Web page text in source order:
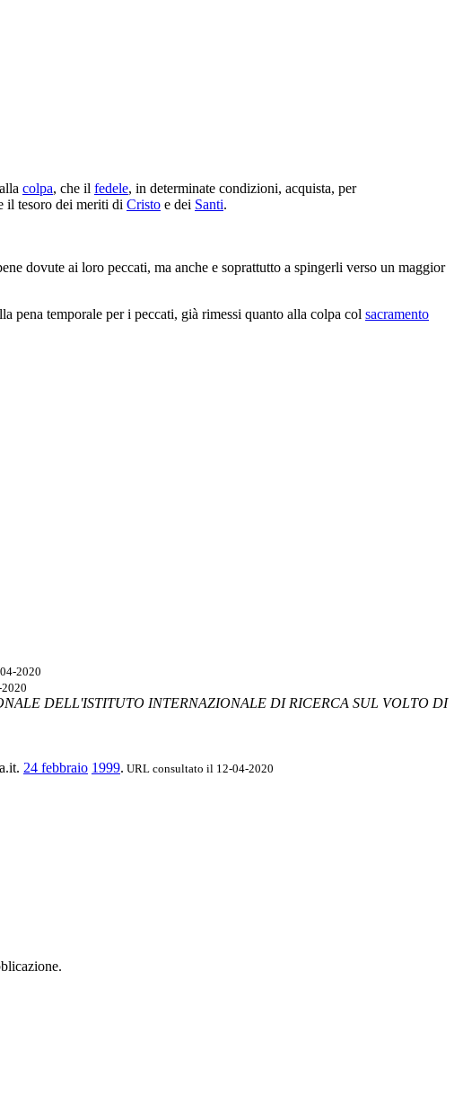
colpa, che il fedele, in determinate condizioni, acquista, per
il tesoro dei meriti di Cristo e dei Santi.
dovute ai loro peccati, ma anche e soprattutto a spingerli verso un maggior
pena temporale per i peccati, già rimessi quanto alla colpa col sacramento
2020
DELL'ISTITUTO INTERNAZIONALE DI RICERCA SUL VOLTO DI
24 febbraio 1999. URL consultato il 12-04-2020